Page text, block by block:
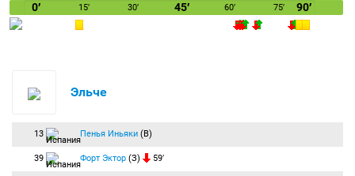
0′ 15′ 30′ 45′ 60′ 75′ 90′
Эльче
13 Пенья Иньяки (В)
39 Форт Эктор (З) 59′